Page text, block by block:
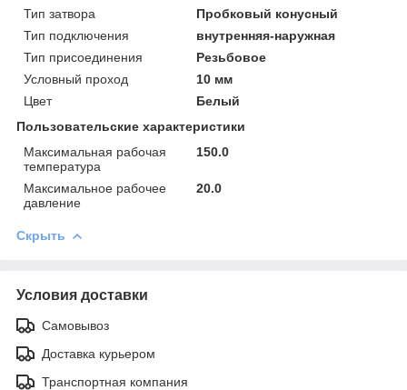
Тип затвора
Пробковый конусный
Тип подключения
внутренняя-наружная
Тип присоединения
Резьбовое
Условный проход
10 мм
Цвет
Белый
Пользовательские характеристики
Максимальная рабочая
температура
150.0
Максимальное рабочее
давление
20.0
Скрыть
Условия доставки
Самовывоз
Доставка курьером
Транспортная компания